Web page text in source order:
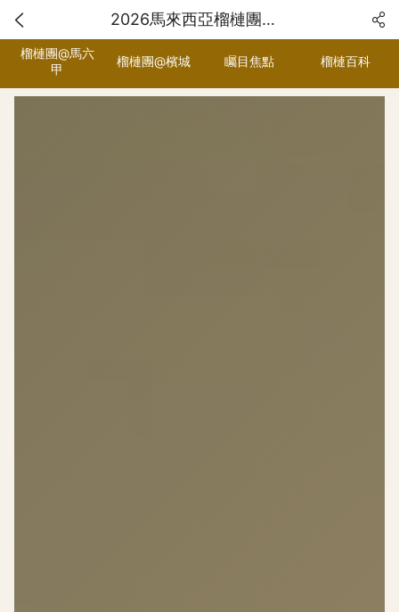
2026馬來西亞榴槤團｜獨家Orchard Hill榴槤爭霸戰・五星頂奢食宿
榴槤團@馬六
甲
榴槤團@檳城 矚目焦點 榴槤百科